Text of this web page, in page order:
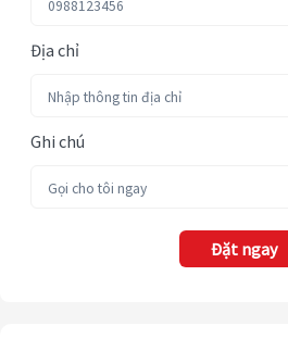
Địa chỉ
Ghi chú
Đặt ngay